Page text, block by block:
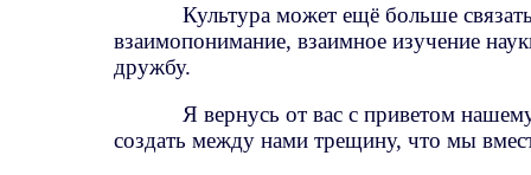
Культура может ещё больше
взаимопонимание, взаимное изучение
дружбу.
Я вернусь от вас с приветом
создать между нами трещину, что мы